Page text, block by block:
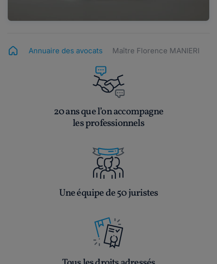
Annuaire des avocats Maître Florence MANIERI
20 ans que l’on accompagne
les professionnels
Une équipe de 50 juristes